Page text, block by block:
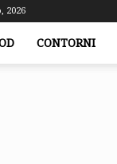
2026
CONTORNI